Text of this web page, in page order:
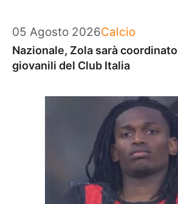
05 Agosto 2026Categorie
Calcio
Nazionale, Zola sarà
giovanili del Club Italia